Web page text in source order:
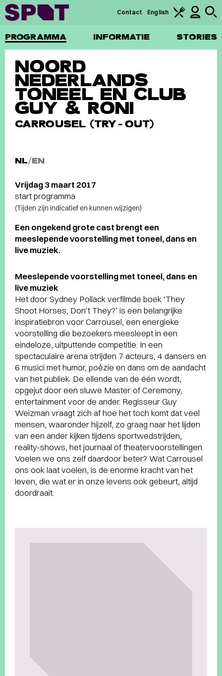
PROGRAMMA INFORMATIE STORIES
Contact English
NOORD
NEDERLANDS
TONEEL EN CLUB
GUY & RONI
CARROUSEL (TRY-OUT)
NL/EN
Vrijdag 3 maart 2017
start programma
(Tijden zijn indicatief en kunnen wijzigen)
Een ongekend grote cast brengt een
meeslepende voorstelling met toneel, dans en
live muziek.
Meeslepende voorstelling met toneel, dans en
live muziek
Het door Sydney Pollack verfilmde boek ‘They
Shoot Horses, Don’t They?’ is een belangrijke
inspiratiebron voor Carrousel, een energieke
voorstelling die bezoekers meesleept in een
eindeloze, uitputtende competitie. In een
spectaculaire arena strijden 7 acteurs, 4 dansers en
6 musici met humor, poëzie en dans om de aandacht
van het publiek. De ellende van de één wordt,
opgejut door een sluwe Master of Ceremony,
entertainment voor de ander. Regisseur Guy
Weizman vraagt zich af hoe het toch komt dat veel
mensen, waaronder hijzelf, zo graag naar het lijden
van een ander kijken tijdens sportwedstrijden,
reality-shows, het journaal of theatervoorstellingen.
Voelen we ons zelf daardoor beter? Wat Carrousel
ons ook laat voelen, is de enorme kracht van het
leven, die wat er in onze levens ook gebeurt, altijd
doordraait.